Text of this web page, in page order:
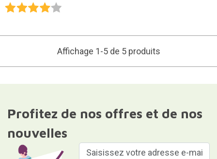
Affichage 1-5 de 5 produits
Profitez de nos offres et de nos
nouvelles